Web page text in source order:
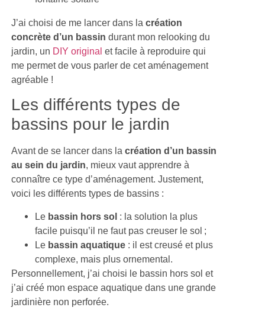
J’ai choisi de me lancer dans lacréation
concrète d’un bassin durant mon relooking du
jardin, un DIY original et facile à reproduire qui
me permet de vous parler de cet aménagement
agréable !
Les différents types de
bassins pour le jardin
Avant de se lancer dans lacréation d’un bassin
au sein du jardin, mieux vaut apprendre à
connaître ce type d’aménagement. Justement,
voici les différents types de bassins :
Le bassin hors sol : la solution la plus
facile puisqu’il ne faut pas creuser le sol ;
Le bassin aquatique : il est creusé et plus
complexe, mais plus ornemental.
Personnellement, j’ai choisi le bassin hors sol et
j’ai créé mon espace aquatique dans une grande
jardinière non perforée.